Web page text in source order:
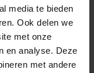
media te bieden
Ook delen we
met onze
en analyse. Deze
met andere